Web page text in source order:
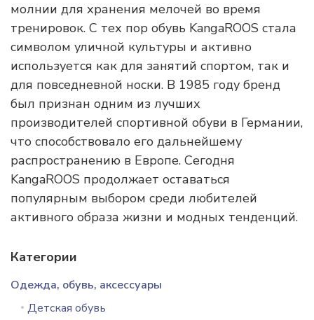
молнии для хранения мелочей во время
тренировок. С тех пор обувь KangaROOS стала
символом уличной культуры и активно
используется как для занятий спортом, так и
для повседневной носки. В 1985 году бренд
был признан одним из лучших
производителей спортивной обуви в Германии,
что способствовало его дальнейшему
распространению в Европе. Сегодня
KangaROOS продолжает оставаться
популярным выбором среди любителей
активного образа жизни и модных тенденций.
Категории
Одежда, обувь, аксессуары
Детская обувь